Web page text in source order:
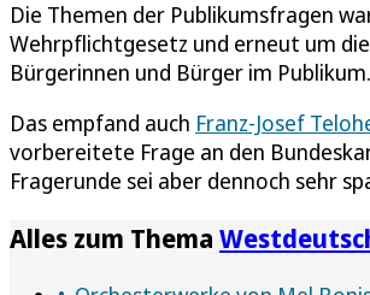
Die Themen der Publikumsfragen
Wehrpflichtgesetz und erneut um
Bürgerinnen und Bürger im Publikum.
Das empfand auch Franz-Josef
vorbereitete Frage an den
Fragerunde sei aber dennoch sehr
Alles zum Thema